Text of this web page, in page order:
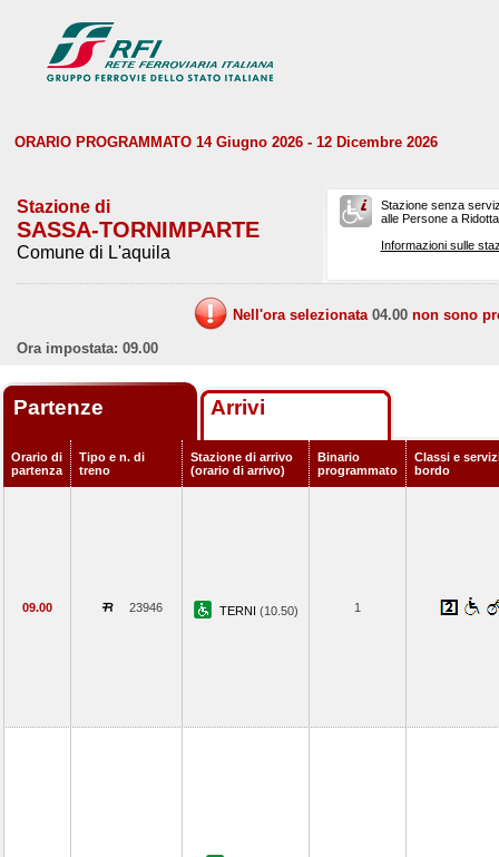
ORARIO PROGRAMMATO 14 Giugno 2026 - 12 Dicembre 2026
Stazione di
SASSA-TORNIMPARTE
Comune di L'aquila
Stazione senza
alle Persone a
Informazioni sulle
Nell'ora selezionata 04.00 non sono
Ora impostata: 09.00
Partenze Arrivi
Orario di
partenza
Tipo e n. di
treno
Stazione di arrivo
(orario di arrivo)
Binario
programmato
Classi e
bordo
09.00 23946 TERNI (10.50) 1